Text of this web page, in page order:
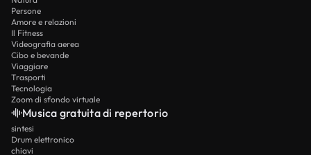
Persone
Amore e relazioni
Il Fitness
Videografia aerea
Cibo e bevande
Viaggiare
Trasporti
Tecnologia
Zoom di sfondo virtuale
Musica gratuita di repertorio
sintesi
Drum elettronico
chiavi